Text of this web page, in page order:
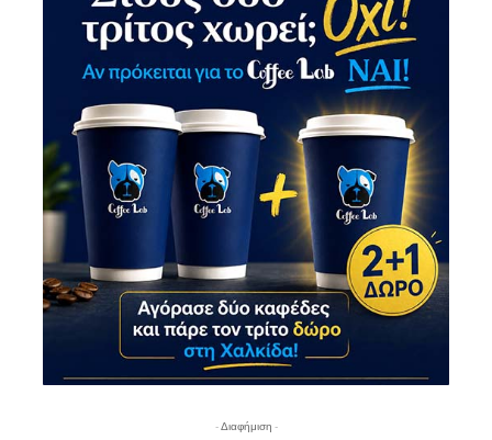
- Διαφήμιση -